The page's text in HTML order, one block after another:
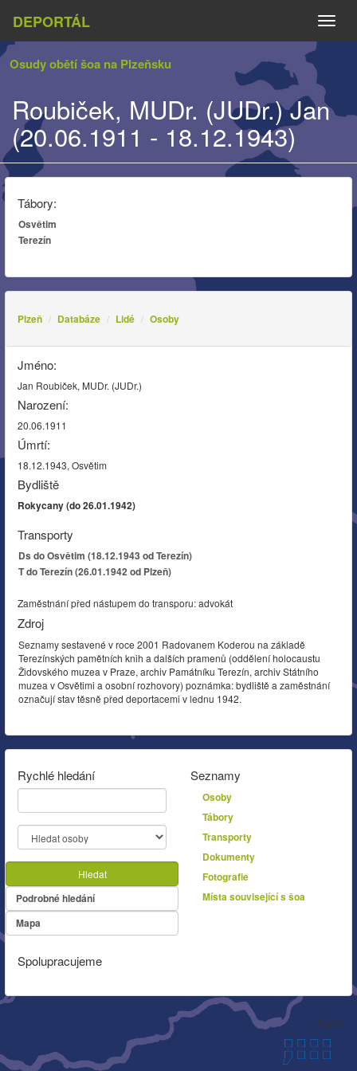
DEPORTÁL
Osudy obětí šoa na Plzeňsku
Roubiček, MUDr. (JUDr.) Jan
(20.06.1911 - 18.12.1943)
Tábory:
Osvětim
Terezín
Plzeň Databáze Lidé Osoby
Jméno:
Jan Roubiček, MUDr. (JUDr.)
Narození:
20.06.1911
Úmrtí:
18.12.1943, Osvětim
Bydliště
Rokycany (do 26.01.1942)
Transporty
Ds do Osvětim (18.12.1943 od Terezín)
T do Terezín (26.01.1942 od Plzeň)
Zaměstnání před nástupem do transporu: advokát
Zdroj
Seznamy sestavené v roce 2001 Radovanem Koderou na základě
Terezínských pamětních knih a dalších pramenů (oddělení holocaustu
Židovského muzea v Praze, archiv Památníku Terezín, archiv Státního
muzea v Osvětimi a osobní rozhovory) poznámka: bydliště a zaměstnání
označují stav těsně před deportacemi v lednu 1942.
Rychlé hledání
Hledat
Podrobné hledání
Mapa
Seznamy
Osoby
Tábory
Transporty
Dokumenty
Fotografie
Místa související s šoa
Spolupracujeme
Autor